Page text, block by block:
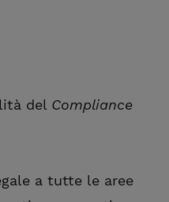
del Compliance
a tutte le aree